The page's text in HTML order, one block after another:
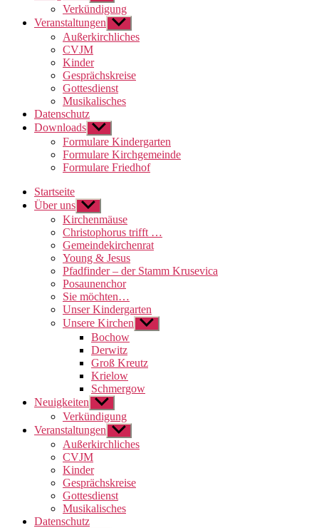
anzeigen
Verkündigung
Veranstaltungen Untermenü
anzeigen
Außerkirchliches
CVJM
Kinder
Gesprächskreise
Gottesdienst
Musikalisches
Datenschutz
Downloads Untermenü
anzeigen
Formulare Kindergarten
Formulare Kirchgemeinde
Formulare Friedhof
Startseite
Über uns Untermenü
anzeigen
Kirchenmäuse
Christophorus trifft …
Gemeindekirchenrat
Young & Jesus
Pfadfinder – der Stamm Krusevica
Posaunenchor
Sie möchten…
Unser Kindergarten
Unsere Kirchen Untermenü
anzeigen
Bochow
Derwitz
Groß Kreutz
Krielow
Schmergow
Neuigkeiten Untermenü
anzeigen
Verkündigung
Veranstaltungen Untermenü
anzeigen
Außerkirchliches
CVJM
Kinder
Gesprächskreise
Gottesdienst
Musikalisches
Datenschutz